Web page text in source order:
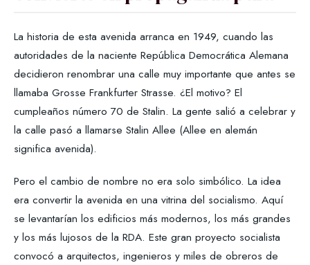
La historia de esta avenida arranca en 1949, cuando las
autoridades de la naciente República Democrática Alemana
decidieron renombrar una calle muy importante que antes se
llamaba Grosse Frankfurter Strasse. ¿El motivo? El
cumpleaños número 70 de Stalin. La gente salió a celebrar y
la calle pasó a llamarse Stalin Allee (Allee en alemán
significa avenida).
Pero el cambio de nombre no era solo simbólico. La idea
era convertir la avenida en una vitrina del socialismo. Aquí
se levantarían los edificios más modernos, los más grandes
y los más lujosos de la RDA. Este gran proyecto socialista
convocó a arquitectos, ingenieros y miles de obreros de